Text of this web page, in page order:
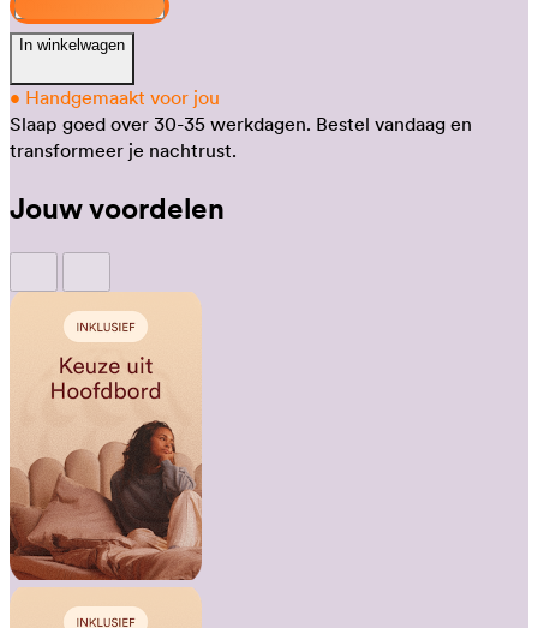
In winkelwagen
• Handgemaakt voor jou
Slaap goed over 30-35 werkdagen. Bestel vandaag en
transformeer je nachtrust.
Jouw voordelen